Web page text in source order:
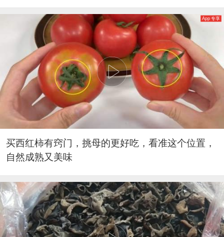
App 专享
买西红柿有窍门，挑母的更好吃，看准这个位置，
自然成熟又美味